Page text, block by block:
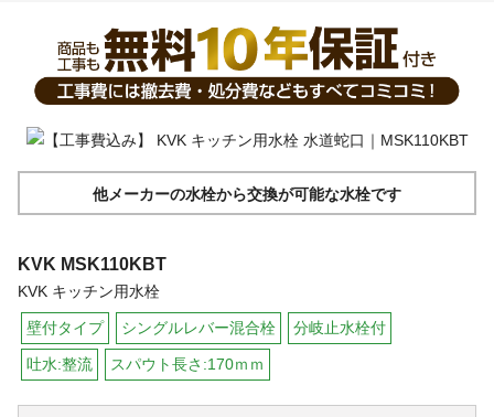
他メーカーの水栓から交換が可能な水栓です
KVK MSK110KBT
KVK キッチン用水栓
壁付タイプ シングルレバー混合栓 分岐止水栓付
吐水:整流 スパウト長さ:170ｍｍ